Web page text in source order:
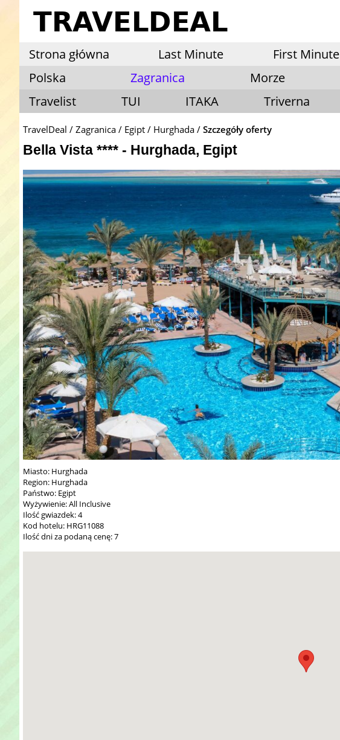
Strona główna Last Minute First Minute
Polska
Zagranica Morze
Travelist
TUI ITAKA Triverna
TravelDeal Zagranica Egipt Hurghada Szczegóły oferty
Bella Vista **** - Hurghada, Egipt
Miasto: Hurghada
Region: Hurghada
Państwo: Egipt
Wyżywienie: All Inclusive
Ilość gwiazdek: 4
Kod hotelu: HRG11088
Ilość dni za podaną cenę: 7